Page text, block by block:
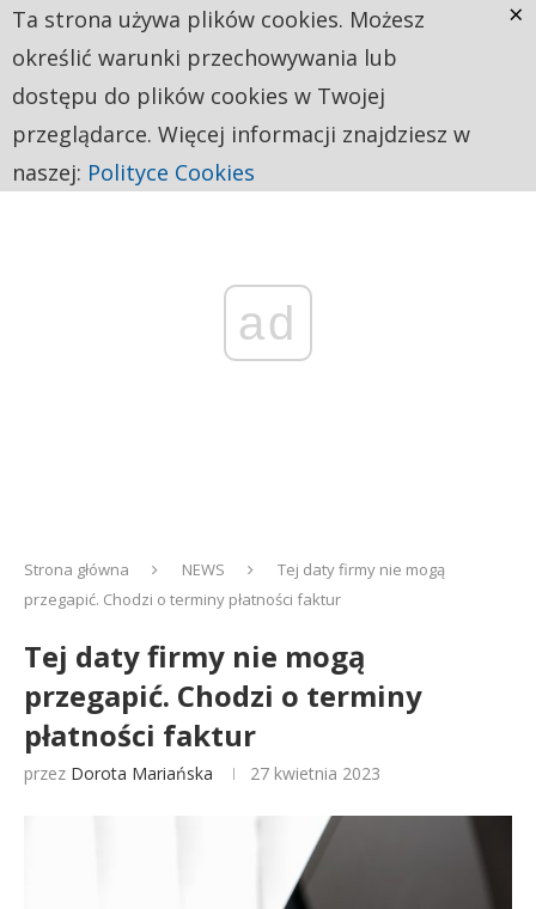
ad
Strona główna NEWS
Tej daty firmy nie mogą
przegapić. Chodzi o terminy płatności faktur
Tej daty firmy nie mogą
przegapić. Chodzi o terminy
płatności faktur
przez Dorota Mariańska 27 kwietnia 2023
Ta strona używa plików cookies. Możesz
określić warunki przechowywania lub
dostępu do plików cookies w Twojej
przeglądarce. Więcej informacji znajdziesz w
naszej: Polityce Cookies
×